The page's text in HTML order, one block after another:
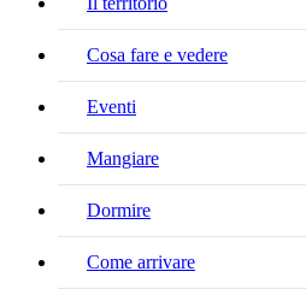
Cosa fare e vedere
Eventi
Mangiare
Dormire
Come arrivare